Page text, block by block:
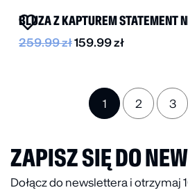
BLUZA Z KAPTUREM STATEMENT
259.99zł159.99zł
1 2 3
ZAPISZ SIĘ DO
Dołącz do newslettera i otrzymaj